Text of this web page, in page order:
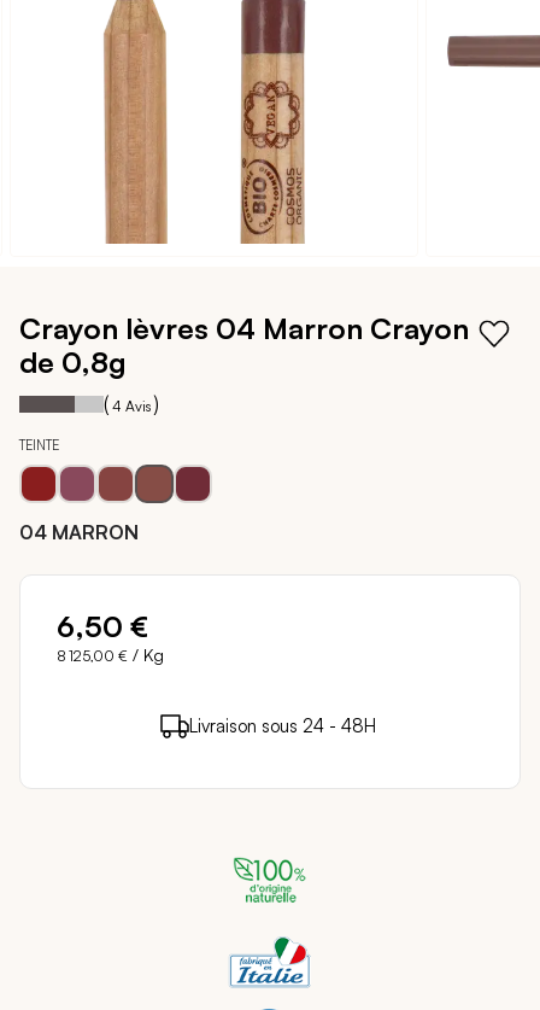
début
Galerie
d’images
Crayon lèvres 04 Marron Crayon
de 0,8g
Notation: 65
% of 100
( 4 Avis )
TEINTE
04 MARRON
6,50 €
8 125,00 € / Kg
6 points de fidélité ( 0,12 € en achetant ce
Livraison sous 24 - 48H
Paiement sécurisé